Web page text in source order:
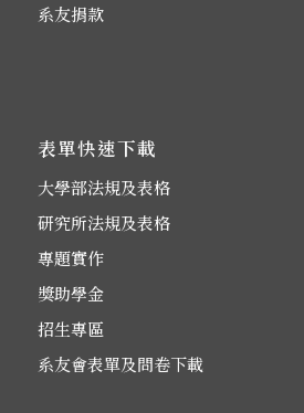
系友捐款
表單快速下載
大學部法規及表格
研究所法規及表格
專題實作
獎助學金
招生專區
系友會表單及問卷下載